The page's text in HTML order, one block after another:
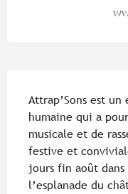
Attrap’Sons est
humaine qui a
musicale et de
festive et
jours fin août
l’esplanade du